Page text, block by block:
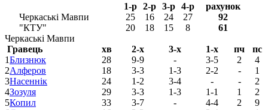
1-р 2-р 3-р 4-р
рахунок
Черкаські Мавпи
25 16 24 27
92
"КТУ"
20 18 15 8
61
Черкаські Мавпи
Гравець
хв 2-х 3-х 1-х пч
пс
1Близнюк 28 9-9 - 3-5 2
4
2Алферов 18 3-3 1-3 2-2 -
1
3Насеннік 24 1-2 3-4 - -
2
4Зозуля 29 3-3 1-3 1-1 1
2
5Копил 33 3-7 - 4-4 2
9